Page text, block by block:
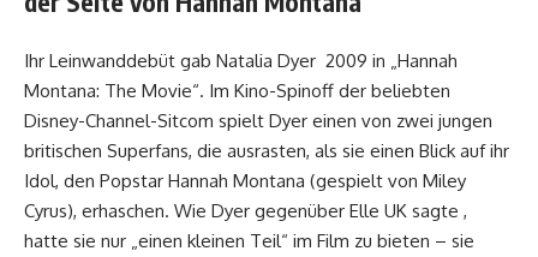
Ihr Leinwanddebüt gab Natalia Dyer 2009 in „Hannah
Montana: The Movie“. Im Kino-Spinoff der beliebten
Disney-Channel-Sitcom spielt Dyer einen von zwei jungen
britischen Superfans, die ausrasten, als sie einen Blick auf ihr
Idol, den Popstar Hannah Montana (gespielt von Miley
Cyrus), erhaschen. Wie Dyer gegenüber Elle UK sagte ,
hatte sie nur „einen kleinen Teil“ im Film zu bieten – sie